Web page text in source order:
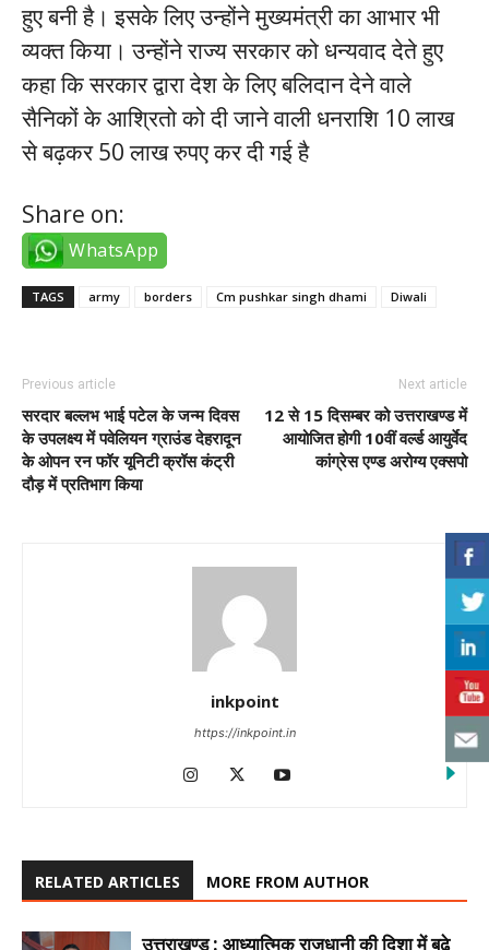
हुए बनी है। इसके लिए उन्होंने मुख्यमंत्री का आभार भी
व्यक्त किया। उन्होंने राज्य सरकार को धन्यवाद देते हुए
कहा कि सरकार द्वारा देश के लिए बलिदान देने वाले
सैनिकों के आश्रितो को दी जाने वाली धनराशि 10 लाख
से बढ़कर 50 लाख रुपए कर दी गई है
Share on:
WhatsApp
TAGS army borders Cm pushkar singh dhami Diwali
Previous article
सरदार बल्लभ भाई पटेल के जन्म दिवस
के उपलक्ष्य में पवेलियन ग्राउंड देहरादून
के ओपन रन फॉर यूनिटी क्रॉस कंट्री
दौड़ में प्रतिभाग किया
Next article
12 से 15 दिसम्बर को उत्तराखण्ड में
आयोजित होगी 10वीं वर्ल्ड आयुर्वेद
कांग्रेस एण्ड अरोग्य एक्सपो
inkpoint
https://inkpoint.in
RELATED ARTICLES MORE FROM AUTHOR
उत्तराखण्ड : आध्यात्मिक राजधानी की दिशा में बढ़े